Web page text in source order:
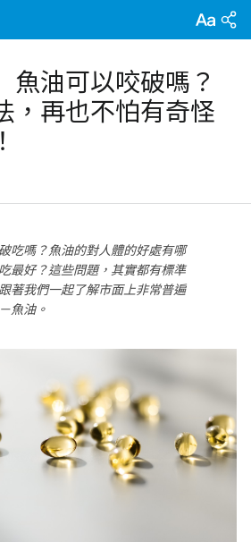
魚油可以咬破嗎？
，再也不怕有奇怪
吃嗎？魚油的對人體的好處有哪
最好？這些問題，其實都有標準
著我們一起了解市面上非常普遍
魚油。